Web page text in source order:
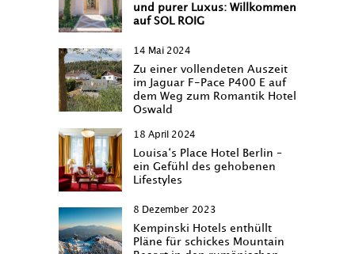
und purer Luxus: Willkommen
auf SOL ROIG
14 Mai 2024
Zu einer vollendeten Auszeit
im Jaguar F-Pace P400 E auf
dem Weg zum Romantik Hotel
Oswald
18 April 2024
Louisa‘s Place Hotel Berlin –
ein Gefühl des gehobenen
Lifestyles
8 Dezember 2023
Kempinski Hotels enthüllt
Pläne für schickes Mountain